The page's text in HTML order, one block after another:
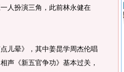
人扮演三角，此前林永健在
儿晕》，其中姜昆学周杰伦唱
声《新五官争功》基本过关，